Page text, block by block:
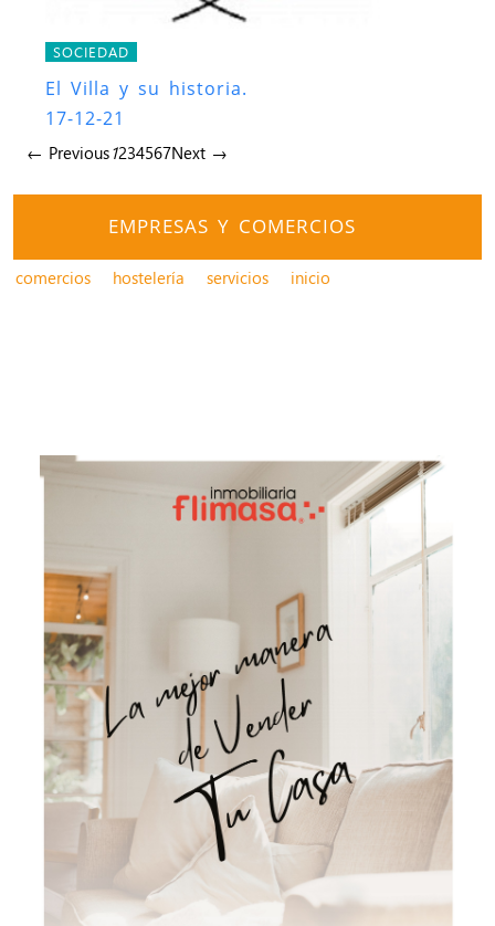
SOCIEDAD
El Villa y su historia.
17-12-21
← Previous1234567Next →
EMPRESAS Y COMERCIOS
comercios hostelería servicios inicio